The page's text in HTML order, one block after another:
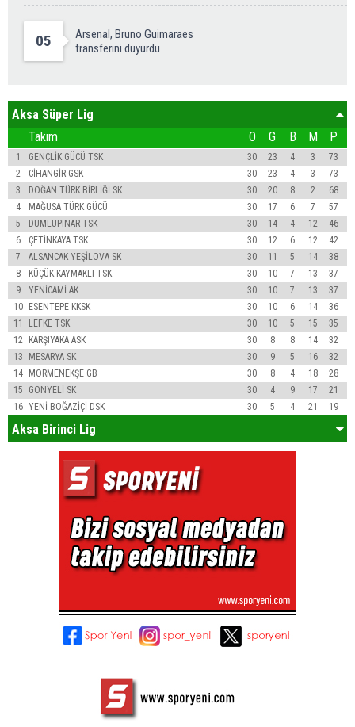
05
Arsenal, Bruno Guimaraes
transferini duyurdu
Aksa Süper Lig
Takım
O G B M P
1 GENÇLİK GÜCÜ TSK 30 23 4 3
73
2
CİHANGİR GSK 30 23 4 3
73
3
DOĞAN TÜRK BİRLİĞİ SK 30 20 8 2
68
4
MAĞUSA TÜRK GÜCÜ 30 17 6 7
57
5
DUMLUPINAR TSK 30 14 4 12
46
6
ÇETİNKAYA TSK 30 12 6 12
42
7
ALSANCAK YEŞİLOVA SK 30 11 5 14
38
8
KÜÇÜK KAYMAKLI TSK 30 10 7 13
37
9
YENİCAMİ AK 30 10 7 13
37
10 ESENTEPE KKSK 30 10 6 14
36
11
LEFKE TSK 30 10 5 15
35
12
KARŞIYAKA ASK 30 8 8 14
32
13
MESARYA SK 30 9 5 16
32
14 MORMENEKŞE GB 30 8 4 18
28
15
GÖNYELİ SK 30 4 9 17
21
16 YENİ BOĞAZİÇİ DSK 30 5 4 21 19
Aksa Birinci Lig